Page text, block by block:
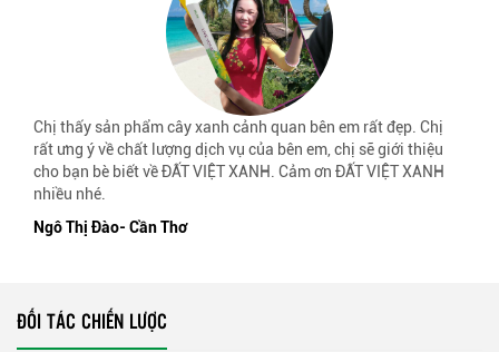
Chị thấy sản phẩm cây xanh cảnh quan bên em rất đẹp. Chị
rất ưng ý về chất lượng dịch vụ của bên em, chị sẽ giới thiệu
cho bạn bè biết về ĐẤT VIỆT XANH. Cảm ơn ĐẤT VIỆT XANH
nhiều nhé.
Ngô Thị Đào- Cần Thơ
ĐỐI TÁC CHIẾN LƯỢC